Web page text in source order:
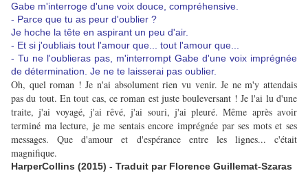
Gabe m'interroge d'une voix douce, compréhensive.
- Parce que tu as peur d'oublier ?
Je hoche la tête en aspirant un peu d'air.
- Et si j'oubliais tout l'amour que... tout l'amour que...
- Tu ne l'oublieras pas, m'interrompt Gabe d'une voix imprégnée
de détermination. Je ne te laisserai pas oublier.
Oh, quel roman ! Je n'ai absolument rien vu venir. Je ne m'y attendais
pas du tout. En tout cas, ce roman est juste bouleversant ! Je l'ai lu d'une
traite, j'ai voyagé, j'ai rêvé, j'ai souri, j'ai pleuré. Même après avoir
terminé ma lecture, je me sentais encore imprégnée par ses mots et ses
messages. Que d'amour et d'espérance entre les lignes... c'était
magnifique.
HarperCollins (2015) - Traduit par Florence Guillemat-Szaras